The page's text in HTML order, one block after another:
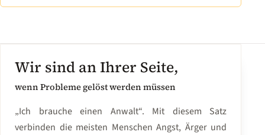
Wir sind an Ihrer Seite,
wenn Probleme gelöst werden müssen
„Ich brauche einen Anwalt“. Mit diesem Satz
verbinden die meisten Menschen Angst, Ärger und